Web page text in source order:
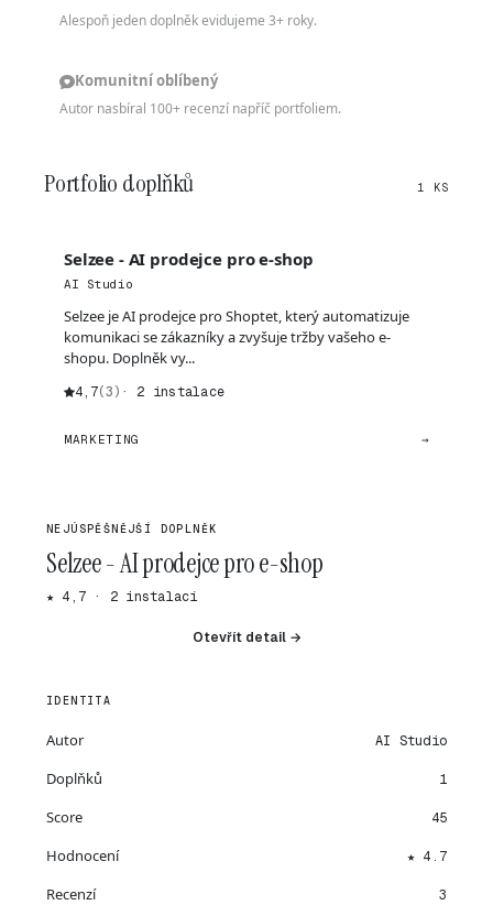
Alespoň jeden doplněk evidujeme 3+ roky.
Komunitní oblíbený
Autor nasbíral 100+ recenzí napříč portfoliem.
Portfolio doplňků 1 KS
Selzee - AI prodejce pro e-shop
AI Studio
Selzee je AI prodejce pro Shoptet, který automatizuje
komunikaci se zákazníky a zvyšuje tržby vašeho e-
shopu. Doplněk vy...
4,7(3) · 2 instalace
MARKETING →
NEJÚSPĚŠNĚJŠÍ DOPLNĚK
Selzee - AI prodejce pro e-shop
★ 4,7 · 2 instalací
Otevřít detail →
IDENTITA
Autor AI Studio
Doplňků 1
Score 45
Hodnocení ★ 4.7
Recenzí 3